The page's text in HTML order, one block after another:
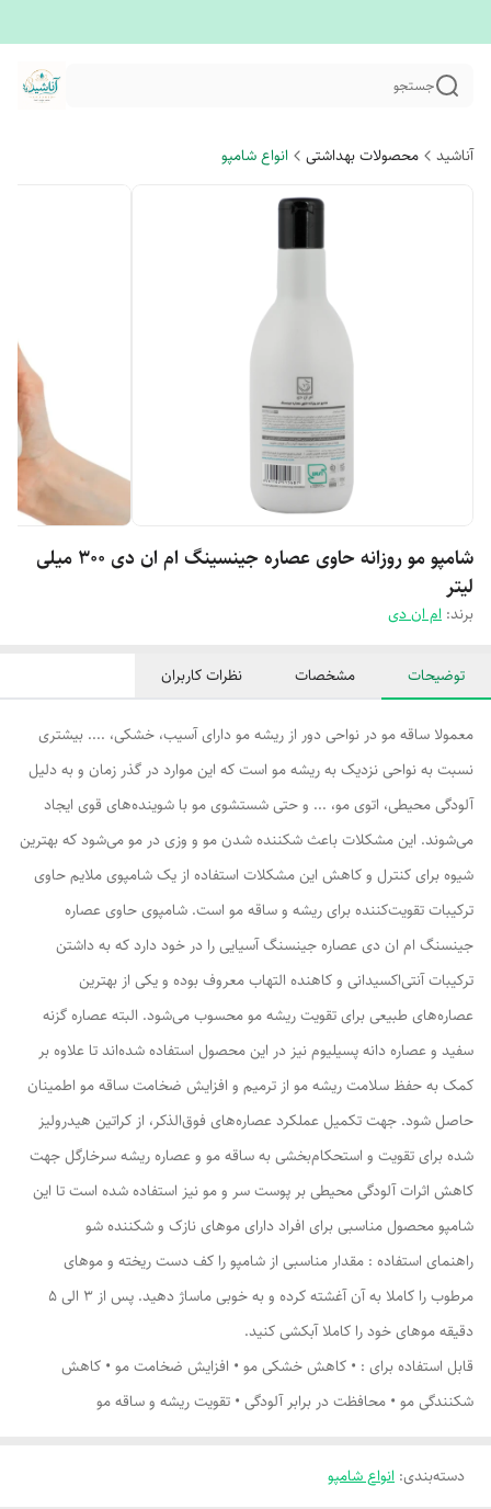
جستجو
آناشید محصولات بهداشتی انواع شامپو
شامپو مو روزانه حاوی عصاره جینسینگ ام ان دی ۳۰۰ میلی
لیتر
برند: ام ان دی
توضیحات مشخصات نظرات کاربران
معمولا ساقه مو در نواحی دور از ریشه مو دارای آسیب، خشکی، .... بیشتری
نسبت به نواحی نزدیک به ریشه مو است که این موارد در گذر زمان و به دلیل
آلودگی محیطی، اتوی مو، ... و حتی شستشوی مو با شوینده‌های قوی ایجاد
می‌شوند. این مشکلات باعث شکننده شدن مو و وزی در مو می‌شود که بهترین
شیوه برای کنترل و کاهش این مشکلات استفاده از یک شامپوی ملایم حاوی
ترکیبات تقویت‌کننده برای ریشه و ساقه مو است. شامپوی حاوی عصاره
جینسنگ ام ان دی عصاره جینسنگ آسیایی را در خود دارد که به داشتن
ترکیبات آنتی‌اکسیدانی و کاهنده التهاب معروف بوده و یکی از بهترین
عصاره‌های طبیعی برای تقویت ریشه مو محسوب می‌شود. البته عصاره گزنه
سفید و عصاره دانه پسیلیوم نیز در این محصول استفاده شده‌اند تا علاوه بر
کمک به حفظ سلامت ریشه مو از ترمیم و افزایش ضخامت ساقه مو اطمینان
حاصل شود. جهت تکمیل عملکرد عصاره‌های فوق‌الذکر، از کراتین هیدرولیز
شده برای تقویت و استحکام‌بخشی به ساقه مو و عصاره ریشه سرخارگل جهت
کاهش اثرات آلودگی محیطی بر پوست سر و مو نیز استفاده شده است تا این
شامپو محصول مناسبی برای افراد دارای موهای نازک و شکننده شو
راهنمای استفاده : مقدار مناسبی از شامپو را کف دست ریخته و موهای
مرطوب را کاملا به آن آغشته کرده و به خوبی ماساژ دهید. پس از 3 الی 5
دقیقه موهای خود را کاملا آبکشی کنید.
قابل استفاده برای : • کاهش خشکی مو • افزایش ضخامت مو • کاهش
شکنندگی مو • محافظت در برابر آلودگی • تقویت ریشه و ساقه مو
دسته‌بندی: انواع شامپو